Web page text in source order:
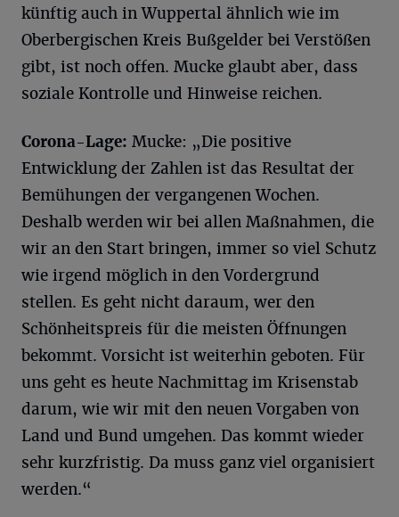
künftig auch in Wuppertal ähnlich wie im
Oberbergischen Kreis Bußgelder bei Verstößen
gibt, ist noch offen. Mucke glaubt aber, dass
soziale Kontrolle und Hinweise reichen.
Corona-Lage: Mucke: „Die positive
Entwicklung der Zahlen ist das Resultat der
Bemühungen der vergangenen Wochen.
Deshalb werden wir bei allen Maßnahmen, die
wir an den Start bringen, immer so viel Schutz
wie irgend möglich in den Vordergrund
stellen. Es geht nicht daraum, wer den
Schönheitspreis für die meisten Öffnungen
bekommt. Vorsicht ist weiterhin geboten. Für
uns geht es heute Nachmittag im Krisenstab
darum, wie wir mit den neuen Vorgaben von
Land und Bund umgehen. Das kommt wieder
sehr kurzfristig. Da muss ganz viel organisiert
werden.“